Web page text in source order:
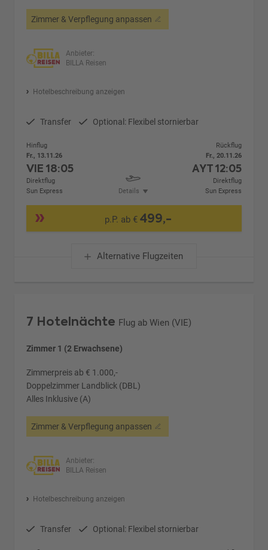
Zimmer & Verpflegung anpassen
Anbieter:
BILLA Reisen
Hotelbeschreibung anzeigen
Transfer Optional: Flexibel stornierbar
Hinflug
Fr., 13.11.26
VIE18:05
Direktflug
Sun Express
Details
Rückflug
Fr., 20.11.26
AYT12:05
Direktflug
Sun Express
p.P. ab €499,-
Alternative Flugzeiten
7 Hotelnächte Flug ab Wien (VIE)
Zimmer 1 (2 Erwachsene)
Zimmerpreis ab € 1.000,-
Doppelzimmer Landblick (DBL)
Alles Inklusive (A)
Zimmer & Verpflegung anpassen
Anbieter:
BILLA Reisen
Hotelbeschreibung anzeigen
Transfer Optional: Flexibel stornierbar